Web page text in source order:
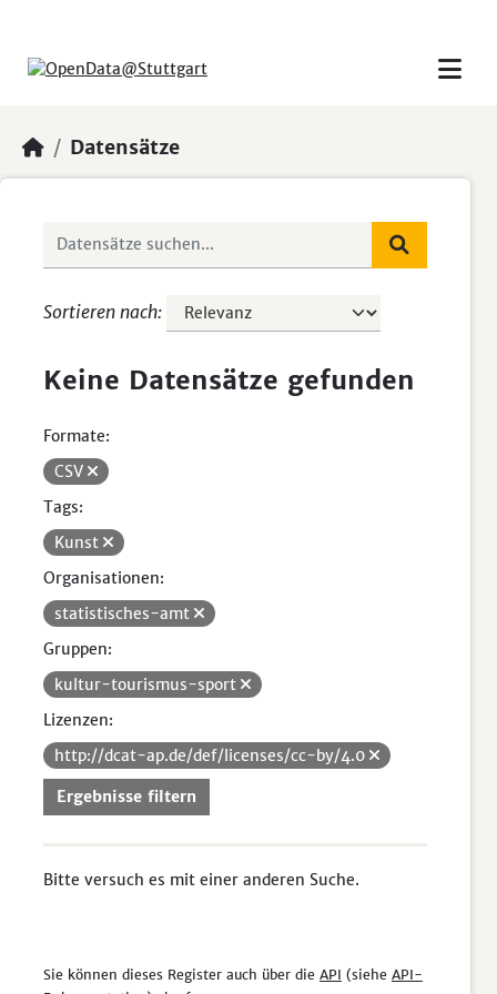
Datensätze
Sortieren nach
Keine Datensätze gefunden
Formate:
CSV
Tags:
Kunst
Organisationen:
statistisches-amt
Gruppen:
kultur-tourismus-sport
Lizenzen:
http://dcat-ap.de/def/licenses/cc-by/4.0
Ergebnisse filtern
Bitte versuch es mit einer anderen Suche.
Sie können dieses Register auch über die API (siehe API-